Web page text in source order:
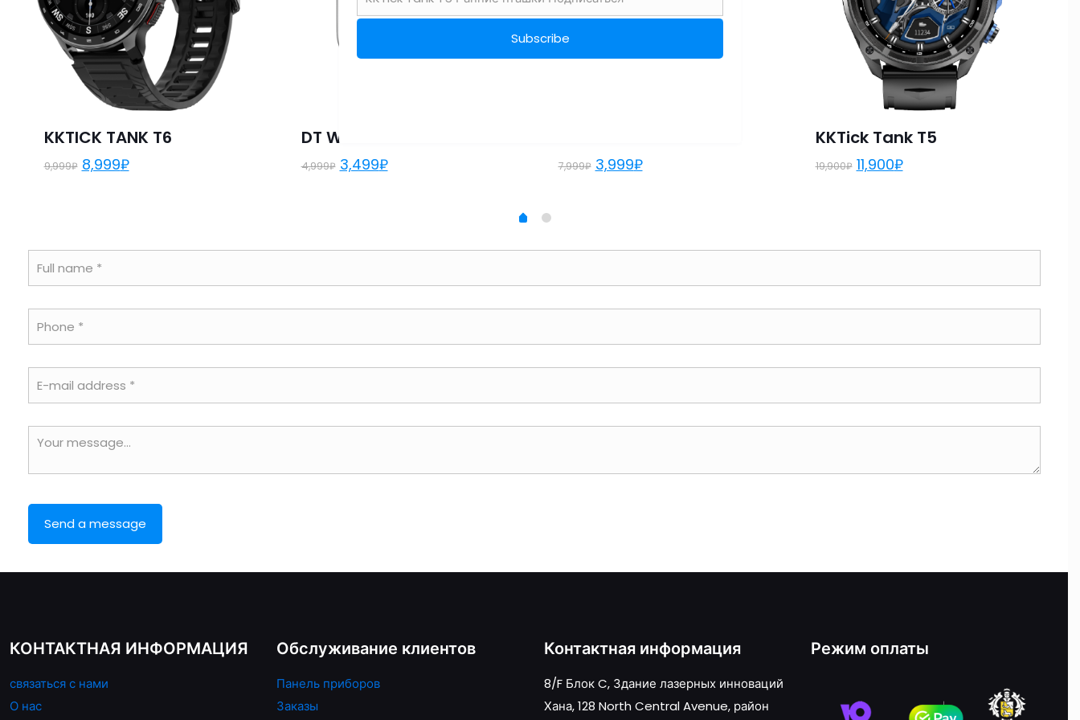
KKTICK TANK T6
9,999₽ 8,999₽
DT WATCH 11 PRO
4,999₽ 3,499₽ 7,999₽ 3,999₽
KKTick Tank T5
19,900₽ 11,900₽
КОНТАКТНАЯ ИНФОРМАЦИЯ
связаться с нами
О нас
Обслуживание клиентов
Панель приборов
Заказы
Контактная информация
8/F Блок C, Здание лазерных инноваций
Хана, 128 North Central Avenue, район
Режим оплаты